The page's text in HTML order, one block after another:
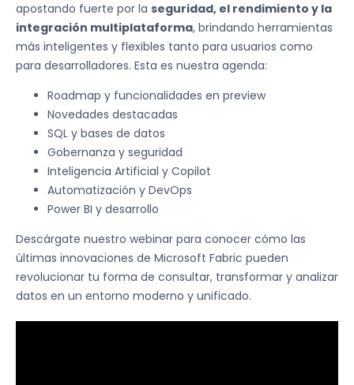
apostando fuerte por la seguridad, el rendimiento y la
integración multiplataforma, brindando herramientas
más inteligentes y flexibles tanto para usuarios como
para desarrolladores. Esta es nuestra agenda:
Roadmap y funcionalidades en preview
Novedades destacadas
SQL y bases de datos
Gobernanza y seguridad
Inteligencia Artificial y Copilot
Automatización y DevOps
Power BI y desarrollo
Descárgate nuestro webinar para conocer cómo las
últimas innovaciones de Microsoft Fabric pueden
revolucionar tu forma de consultar, transformar y analizar
datos en un entorno moderno y unificado.